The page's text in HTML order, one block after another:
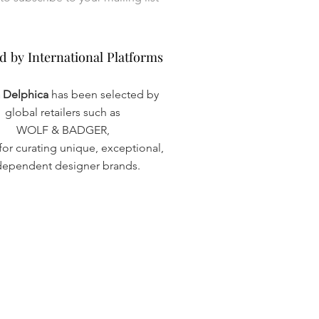
by International Platforms
by International Platforms
Delphica has been selected by
global retailers such as
WOLF & BADGER,
curating unique, exceptional,
designer brands.